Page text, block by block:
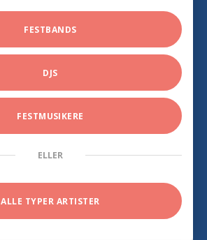
FESTBANDS
DJS
FESTMUSIKERE
ELLER
ALLE TYPER ARTISTER